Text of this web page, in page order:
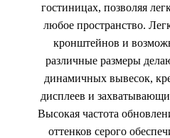
гостиницах, позволяя
любое пространство.
кронштейнов и
различные размеры
динамичных вывесок,
дисплеев и
Высокая частота
оттенков серого